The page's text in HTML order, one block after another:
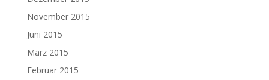
November 2015
Juni 2015
März 2015
Februar 2015